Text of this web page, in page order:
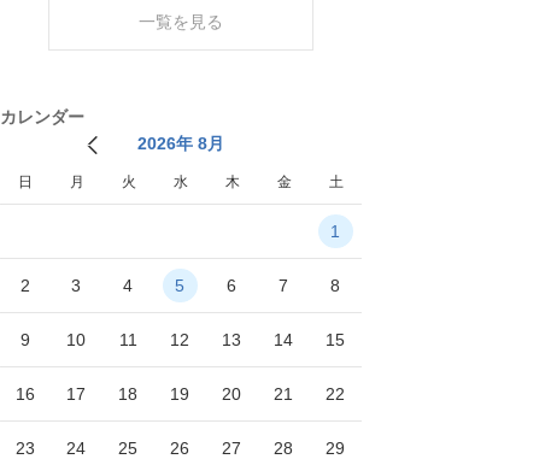
一覧を見る
カレンダー
2026年 8月
日 月 火 水 木 金 土
1
2 3 4 5 6 7 8
9 10 11 12 13 14 15
16 17 18 19 20 21 22
23 24 25 26 27 28 29